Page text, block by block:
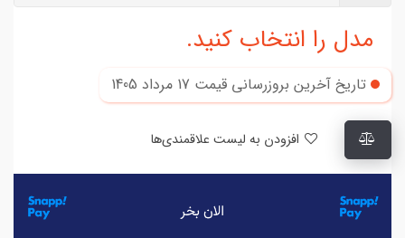
مدل را انتخاب کنید.
تاریخ آخرین بروزرسانی قیمت 17 مرداد 1405